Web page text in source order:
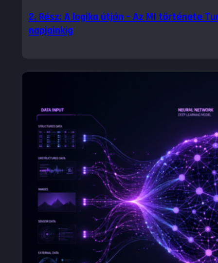
2. Rész: A logika útján – Az MI története
napjainkig